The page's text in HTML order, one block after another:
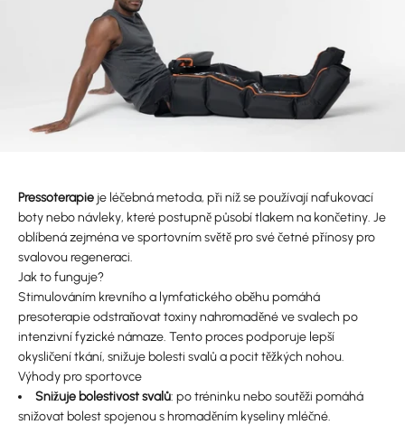
Pressoterapie je léčebná metoda, při níž se používají nafukovací
boty nebo návleky, které postupně působí tlakem na končetiny. Je
oblíbená zejména ve sportovním světě pro své četné přínosy pro
svalovou regeneraci.
Jak to funguje?
Stimulováním krevního a lymfatického oběhu pomáhá
presoterapie odstraňovat toxiny nahromaděné ve svalech po
intenzivní fyzické námaze. Tento proces podporuje lepší
okysličení tkání, snižuje bolesti svalů a pocit těžkých nohou.
Výhody pro sportovce
Snižuje bolestivost svalů: po tréninku nebo soutěži pomáhá
snižovat bolest spojenou s hromaděním kyseliny mléčné.